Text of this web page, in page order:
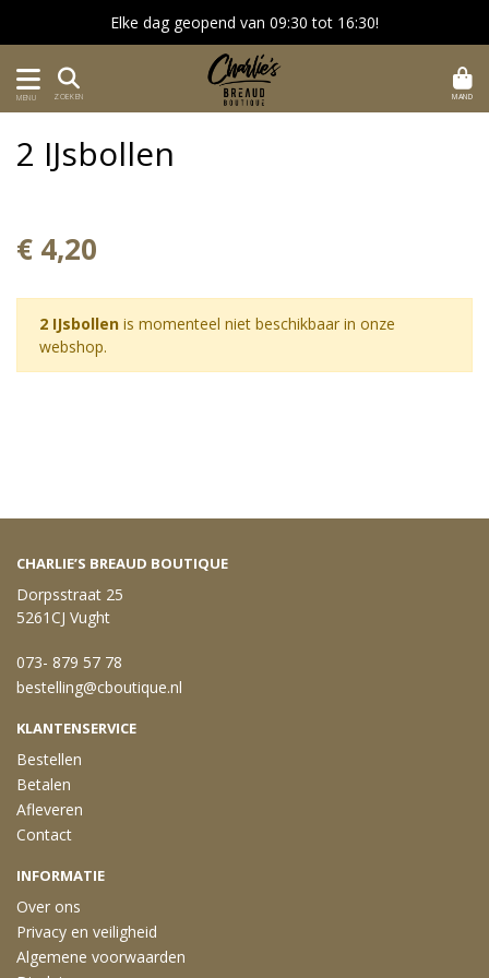
Elke dag geopend van 09:30 tot 16:30!
MENU ZOEKEN MAND
2 IJsbollen
€ 4,20
2 IJsbollen is momenteel niet beschikbaar in onze
webshop.
CHARLIE’S BREAUD BOUTIQUE
Dorpsstraat 25
5261CJ Vught
073- 879 57 78
bestelling@cboutique.nl
KLANTENSERVICE
Bestellen
Betalen
Afleveren
Contact
INFORMATIE
Over ons
Privacy en veiligheid
Algemene voorwaarden